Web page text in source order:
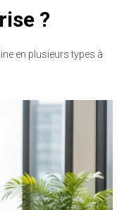
?
en plusieurs types à